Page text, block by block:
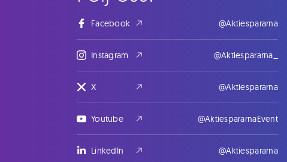
Facebook @Aktiespararna
Instagram @Aktiespararna_
X @Aktiespararna
Youtube @AktiespararnaEvent
LinkedIn @Aktiespararna